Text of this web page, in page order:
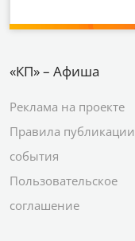
«КП» – Афиша
Реклама на проекте
Правила публикации
события
Пользовательское
соглашение